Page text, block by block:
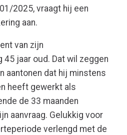
2025, vraagt hij een
aan.
van zijn
45 jaar oud. Dat wil zeggen
aantonen dat hij minstens
heeft gewerkt als
de 33 maanden
aanvraag. Gelukkig voor
verlengd met de